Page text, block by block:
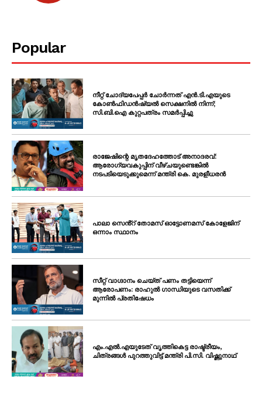
Popular
നീറ്റ് ചോദ്യപേപ്പർ ചോർന്നത് എൻ.ടി.എയുടെ
കോൺഫിഡൻഷ്യൽ സെക്ഷനിൽ നിന്ന്;
സി.ബി.ഐ കുറ്റപത്രം സമർപ്പിച്ചു
രാജേഷിന്റെ മൃതദേഹത്തോട് അനാദരവ്:
ആരോഗ്യവകുപ്പിന് വീഴ്ചയുണ്ടെങ്കിൽ
നടപടിയെടുക്കുമെന്ന് മന്ത്രി കെ. മുരളീധരൻ
പാലാ സെൻ്റ് തോമസ് ഓട്ടോണമസ് കോളേജിന്
ഒന്നാം സ്ഥാനം
സീറ്റ് വാഗ്ദാനം ചെയ്ത് പണം തട്ടിയെന്ന്
ആരോപണം: രാഹുൽ ഗാന്ധിയുടെ വസതിക്ക്
മുന്നിൽ പ്രതിഷേധം
എം.എൽ.എയുടേത് വൃത്തികെട്ട രാഷ്ട്രീയം,
ചിത്രങ്ങൾ പുറത്തുവിട്ട് മന്ത്രി പി.സി. വിഷ്ണുനാഥ്